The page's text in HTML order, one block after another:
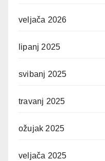
veljača 2026
lipanj 2025
svibanj 2025
travanj 2025
ožujak 2025
veljača 2025